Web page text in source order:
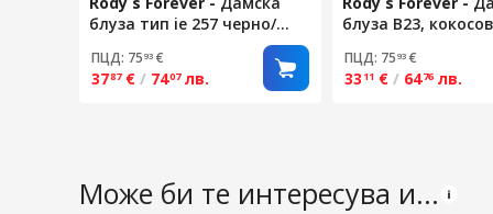
блуза тип ie 257 черно/
ПЦД: 75 93 €
3787 € / 7407 лв.
блуза B23,
ПЦД: 75 93 €
33 11 € / 6476 лв.
Може би те интересува и...